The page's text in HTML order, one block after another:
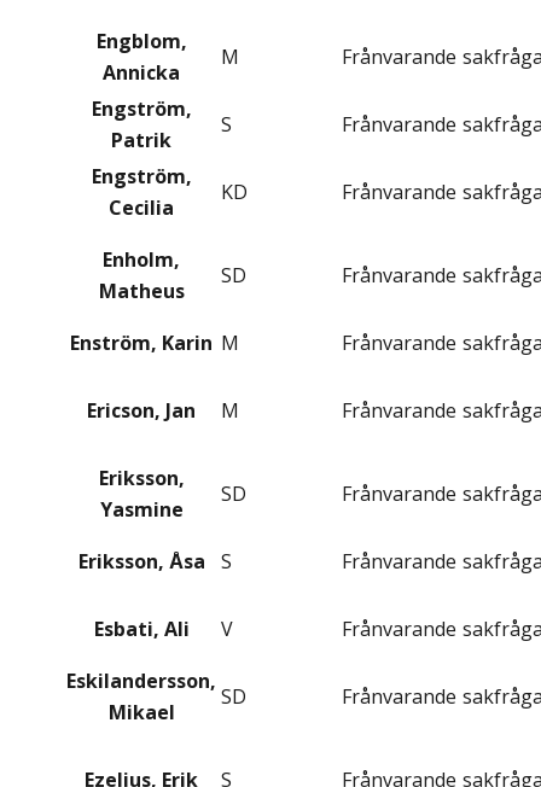
Engblom,
Annicka
M Frånvarande
Engström,
Patrik
S Frånvarande
Engström,
Cecilia
KD Frånvarande
Enholm,
Matheus
SD Frånvarande
Enström, Karin M Frånvarande
Ericson, Jan M Frånvarande
Eriksson,
Yasmine
SD Frånvarande
Eriksson, Åsa S Frånvarande
Esbati, Ali V Frånvarande
Eskilandersson,
Mikael
SD Frånvarande
Ezelius, Erik S Frånvarande